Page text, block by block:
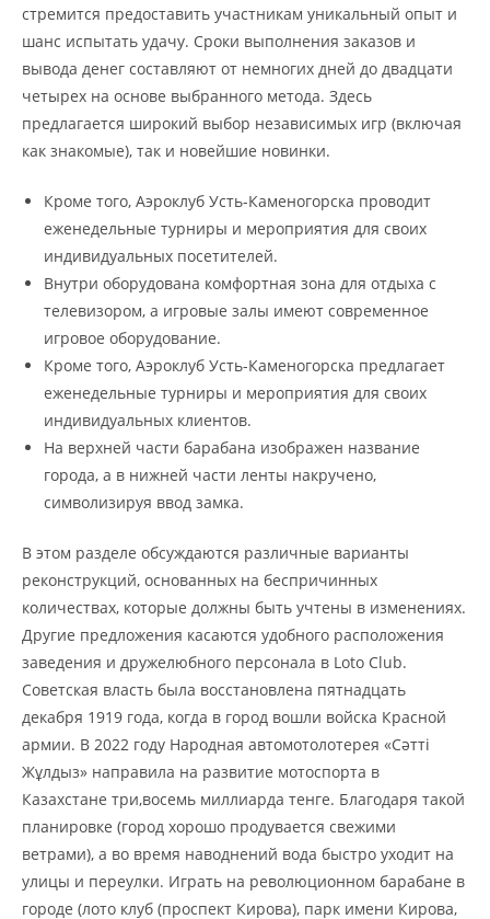
стремится предоставить участникам уникальный опыт и
шанс испытать удачу. Сроки выполнения заказов и
вывода денег составляют от немногих дней до двадцати
четырех на основе выбранного метода. Здесь
предлагается широкий выбор независимых игр (включая
как знакомые), так и новейшие новинки.
Кроме того, Аэроклуб Усть-Каменогорска проводит
еженедельные турниры и мероприятия для своих
индивидуальных посетителей.
Внутри оборудована комфортная зона для отдыха с
телевизором, а игровые залы имеют современное
игровое оборудование.
Кроме того, Аэроклуб Усть-Каменогорска предлагает
еженедельные турниры и мероприятия для своих
индивидуальных клиентов.
На верхней части барабана изображен название
города, а в нижней части ленты накручено,
символизируя ввод замка.
В этом разделе обсуждаются различные варианты
реконструкций, основанных на беспричинных
количествах, которые должны быть учтены в изменениях.
Другие предложения касаются удобного расположения
заведения и дружелюбного персонала в Loto Club.
Советская власть была восстановлена пятнадцать
декабря 1919 года, когда в город вошли войска Красной
армии. В 2022 году Народная автомотолотерея «Сәтті
Жұлдыз» направила на развитие мотоспорта в
Казахстане три,восемь миллиарда тенге. Благодаря такой
планировке (город хорошо продувается свежими
ветрами), а во время наводнений вода быстро уходит на
улицы и переулки. Играть на революционном барабане в
городе (лото клуб (проспект Кирова), парк имени Кирова,